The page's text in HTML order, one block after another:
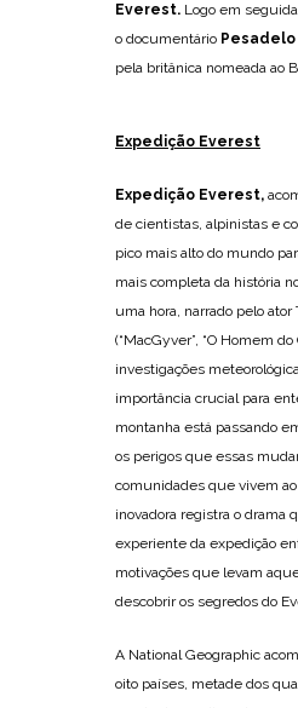
Everest. Logo em
o documentário
pela britânica nomeada ao
Expedição Everest
Expedição Everest,
de cientistas, alpinistas e
pico mais alto do mundo
mais completa da história
uma hora, narrado pelo
(“MacGyver”, “O Homem
investigações
importância crucial para
montanha está passando
os perigos que essas
comunidades que vivem
inovadora registra o drama
experiente da expedição
motivações que levam
descobrir os segredos do
A National Geographic
oito países, metade dos